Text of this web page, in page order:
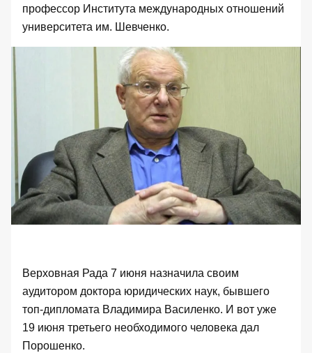
профессор Института международных отношений
университета им. Шевченко.
Верховная Рада 7 июня назначила своим
аудитором доктора юридических наук, бывшего
топ-дипломата Владимира Василенко. И вот уже
19 июня третьего необходимого человека дал
Порошенко.